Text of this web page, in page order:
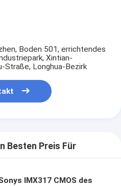
Boden 501, errichtendes
Xintian-
Straße, Longhua-Bezirk
Besten Preis Für
IMX317 CMOS des